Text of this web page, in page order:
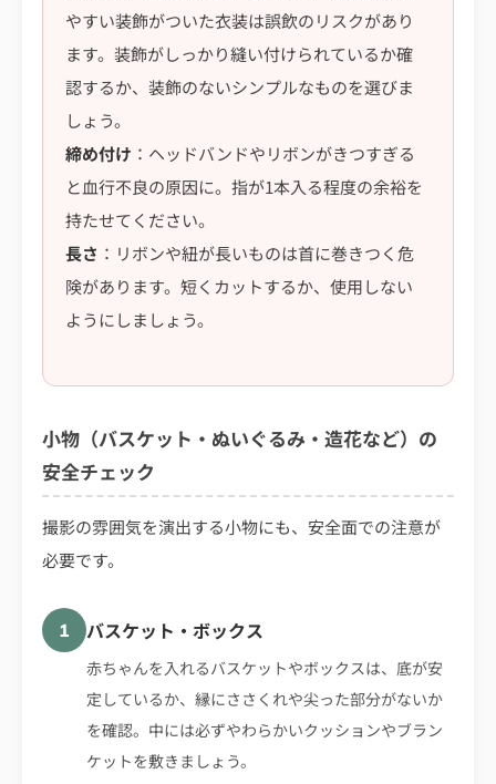
やすい装飾がついた衣装は誤飲のリスクがあり
ます。装飾がしっかり縫い付けられているか確
認するか、装飾のないシンプルなものを選びま
しょう。
締め付け ：ヘッドバンドやリボンがきつすぎる
と血行不良の原因に。指が1本入る程度の余裕を
持たせてください。
長さ ：リボンや紐が長いものは首に巻きつく危
険があります。短くカットするか、使用しない
ようにしましょう。
小物（バスケット・ぬいぐるみ・造花など）の
安全チェック
撮影の雰囲気を演出する小物にも、安全面での注意が
必要です。
1 バスケット・ボックス
赤ちゃんを入れるバスケットやボックスは、底が安
定しているか、縁にささくれや尖った部分がないか
を確認。中には必ずやわらかいクッションやブラン
ケットを敷きましょう。